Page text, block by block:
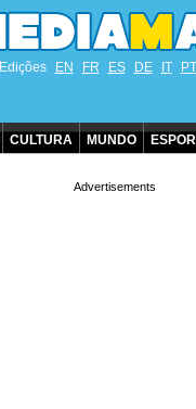
Edições EN FR ES DE IT PT
CULTURA MUNDO